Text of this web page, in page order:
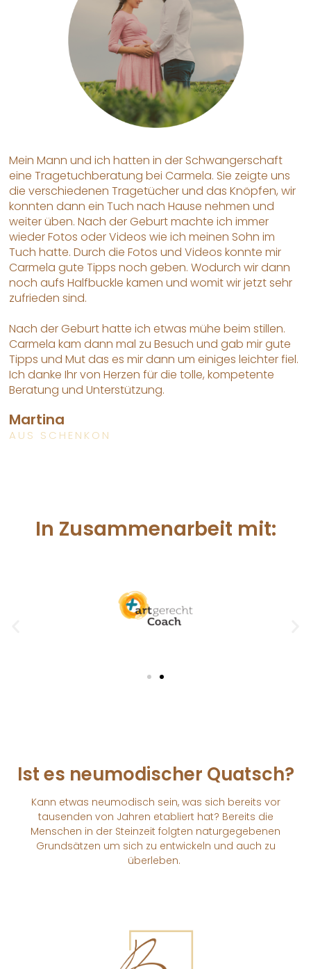
Mein Mann und ich hatten in der Schwangerschaft
eine Tragetuchberatung bei Carmela. Sie zeigte uns
die verschiedenen Tragetücher und das Knöpfen, wir
konnten dann ein Tuch nach Hause nehmen und
weiter üben. Nach der Geburt machte ich immer
wieder Fotos oder Videos wie ich meinen Sohn im
Tuch hatte. Durch die Fotos und Videos konnte mir
Carmela gute Tipps noch geben. Wodurch wir dann
noch aufs Halfbuckle kamen und womit wir jetzt sehr
zufrieden sind.
Nach der Geburt hatte ich etwas mühe beim stillen.
Carmela kam dann mal zu Besuch und gab mir gute
Tipps und Mut das es mir dann um einiges leichter fiel.
Ich danke Ihr von Herzen für die tolle, kompetente
Beratung und Unterstützung.
Martina
AUS SCHENKON
In Zusammenarbeit mit:
Ist es neumodischer Quatsch?
Kann etwas neumodisch sein, was sich bereits vor
tausenden von Jahren etabliert hat? Bereits die
Menschen in der Steinzeit folgten naturgegebenen
Grundsätzen um sich zu entwickeln und auch zu
überleben.